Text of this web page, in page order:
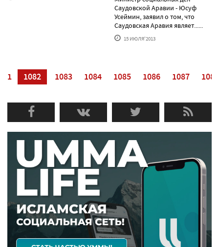
Саудовской Аравии - Юсуф
Усеймин, заявил о том, что
Саудовская Аравия являет......
15 ИЮЛЯ'2013
1082 1083 1084 1085 1086 1087 1088